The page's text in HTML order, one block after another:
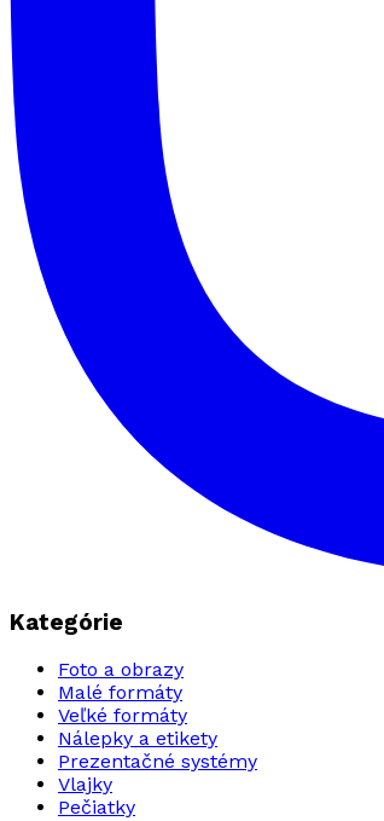
Kategórie
Foto a obrazy
Malé formáty
Veľké formáty
Nálepky a etikety
Prezentačné systémy
Vlajky
Pečiatky